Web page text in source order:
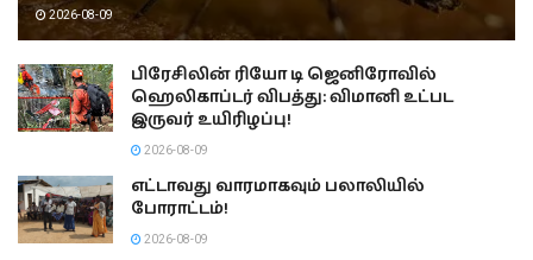
2026-08-09
பிரேசிலின் ரியோ டி ஜெனிரோவில்
ஹெலிகாப்டர் விபத்து: விமானி உட்பட
இருவர் உயிரிழப்பு!
2026-08-09
எட்டாவது வாரமாகவும் பலாலியில்
போராட்டம்!
2026-08-09